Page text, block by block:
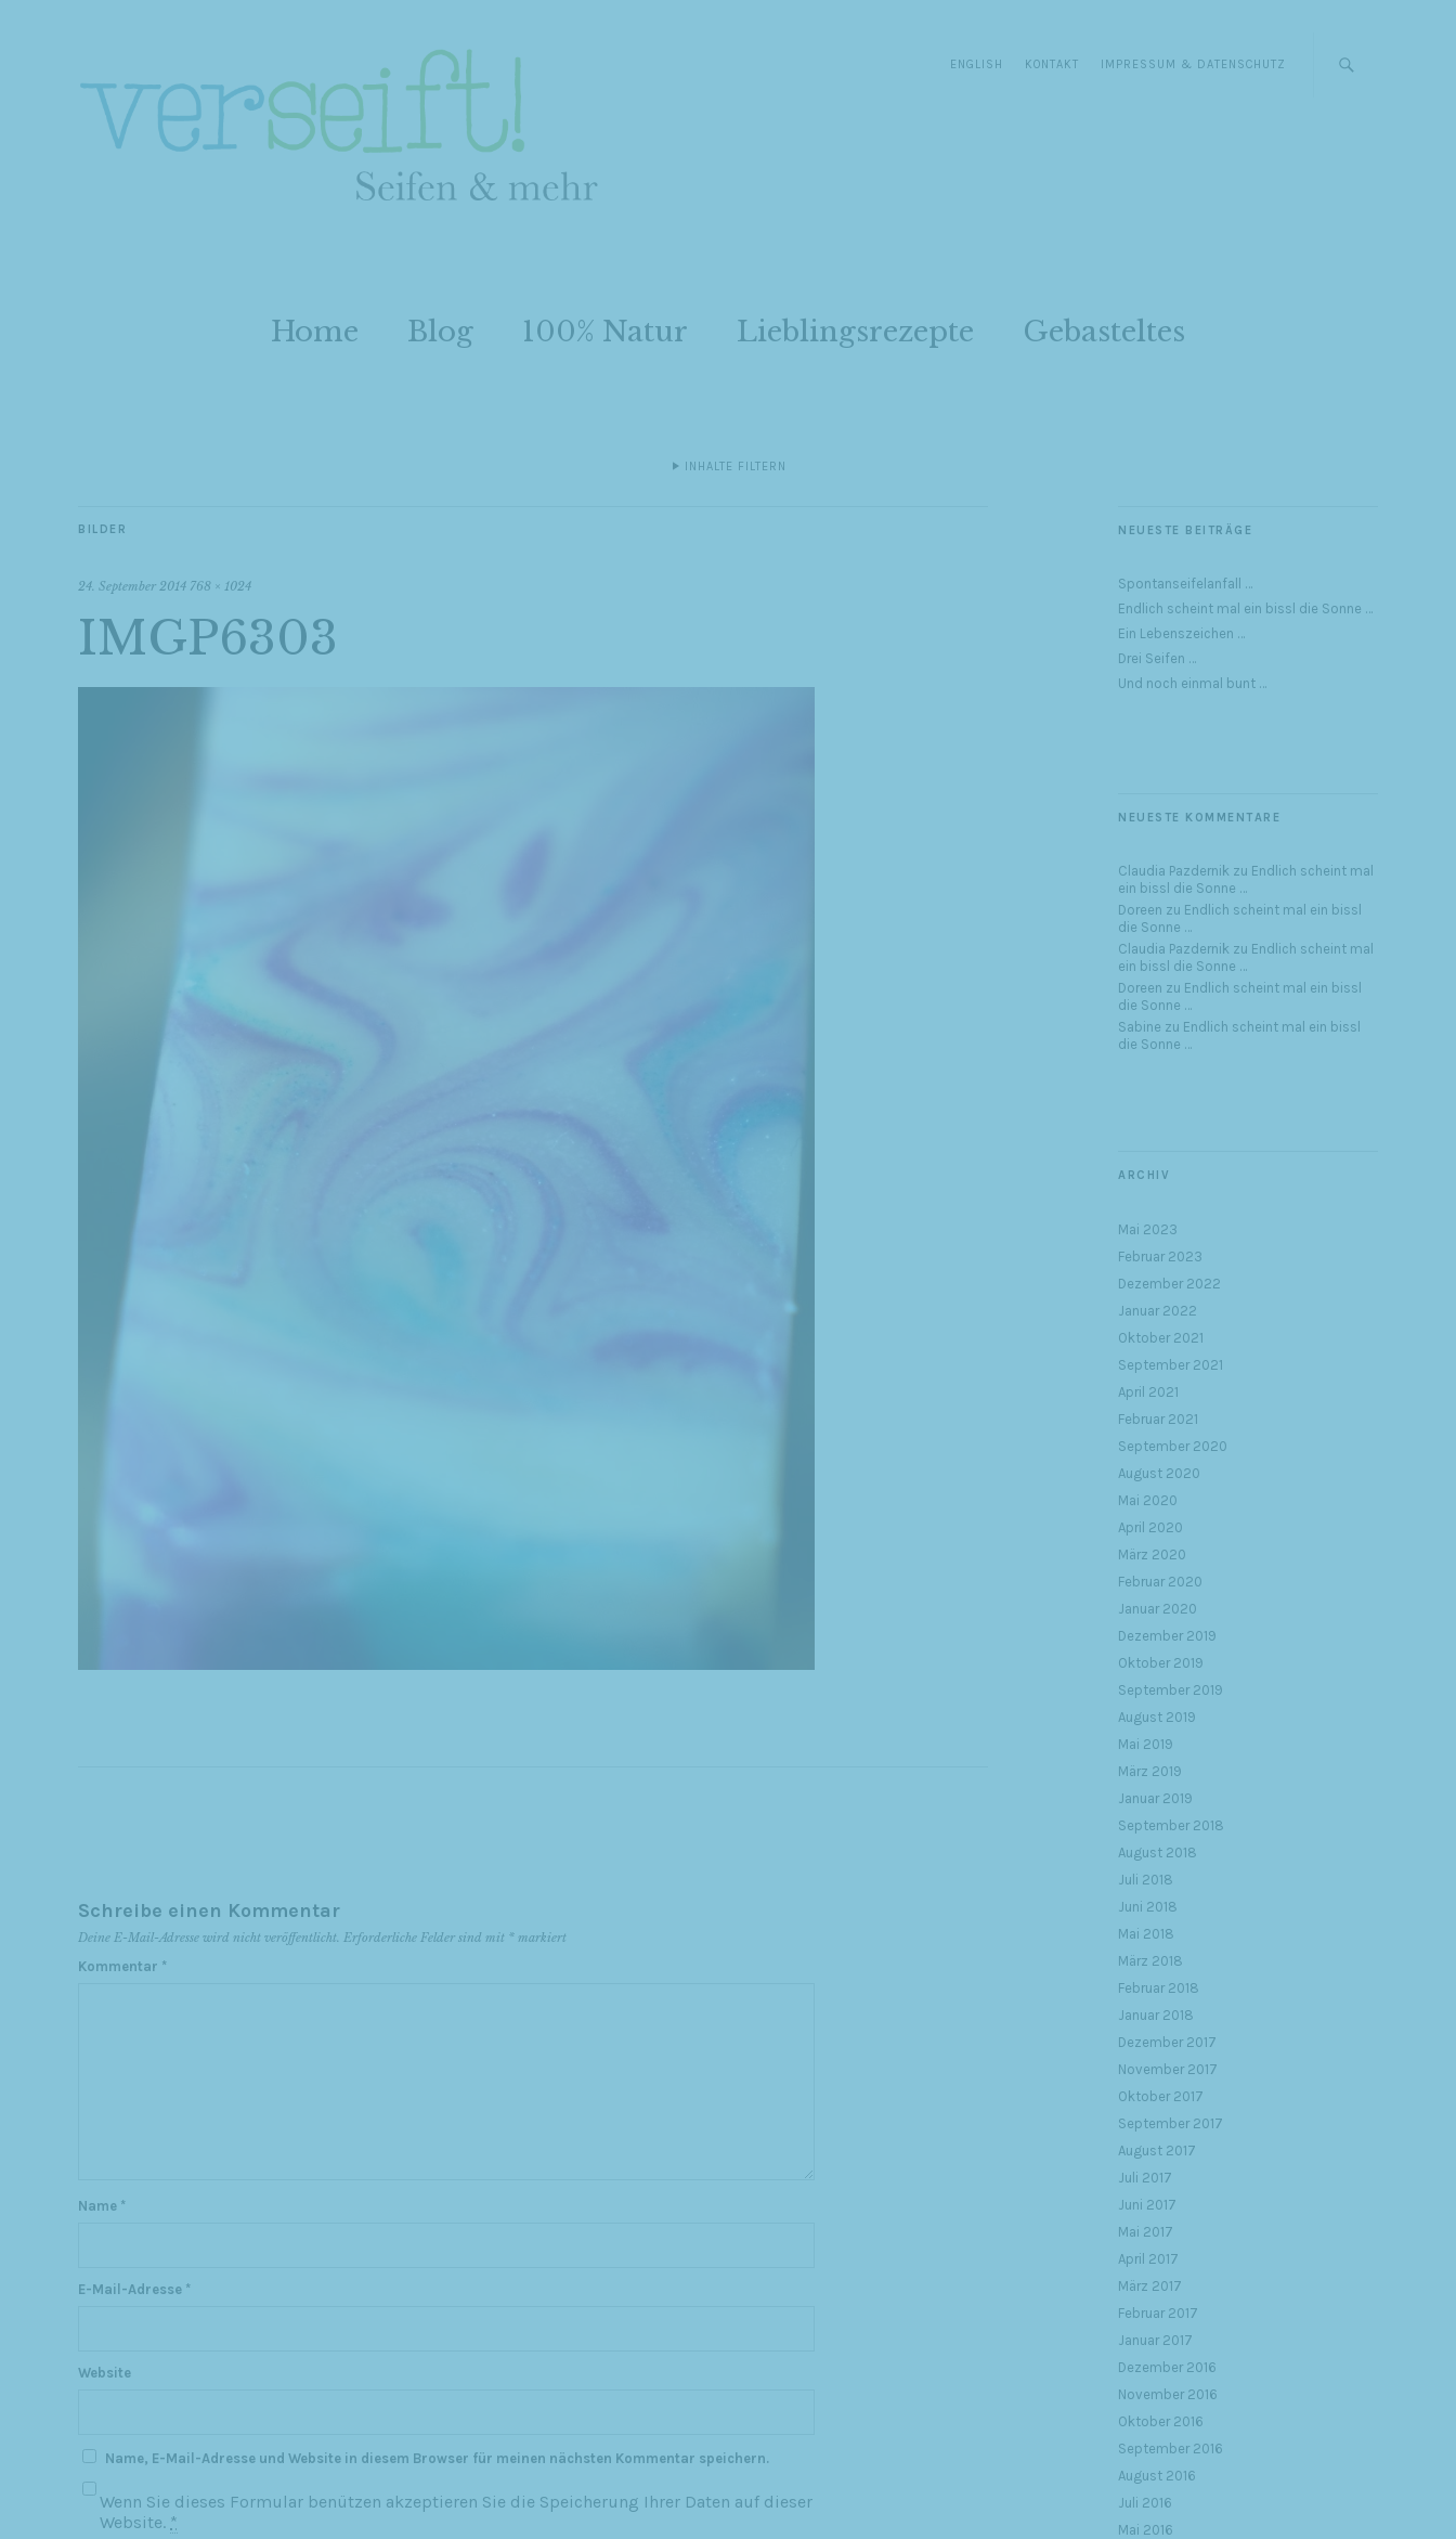
ENGLISH KONTAKT IMPRESSUM & DATENSCHUTZ
Home Blog 100% Natur Lieblingsrezepte Gebasteltes
INHALTE FILTERN
BILDER
24. September 2014 768 × 1024
IMGP6303
Schreibe einen Kommentar
Deine E-Mail-Adresse wird nicht veröffentlicht. Erforderliche Felder sind mit * markiert
Kommentar *
Name *
E-Mail-Adresse *
Website
Name, E-Mail-Adresse und Website in diesem Browser für meinen nächsten Kommentar speichern.
Wenn Sie dieses Formular benützen akzeptieren Sie die Speicherung Ihrer Daten auf dieser
Website. *
NEUESTE BEITRÄGE
Spontanseifelanfall …
Endlich scheint mal ein bissl die Sonne …
Ein Lebenszeichen …
Drei Seifen …
Und noch einmal bunt …
NEUESTE KOMMENTARE
Claudia Pazdernik zu Endlich scheint mal
ein bissl die Sonne …
Doreen zu Endlich scheint mal ein bissl
die Sonne …
Claudia Pazdernik zu Endlich scheint mal
ein bissl die Sonne …
Doreen zu Endlich scheint mal ein bissl
die Sonne …
Sabine zu Endlich scheint mal ein bissl
die Sonne …
ARCHIV
Mai 2023
Februar 2023
Dezember 2022
Januar 2022
Oktober 2021
September 2021
April 2021
Februar 2021
September 2020
August 2020
Mai 2020
April 2020
März 2020
Februar 2020
Januar 2020
Dezember 2019
Oktober 2019
September 2019
August 2019
Mai 2019
März 2019
Januar 2019
September 2018
August 2018
Juli 2018
Juni 2018
Mai 2018
März 2018
Februar 2018
Januar 2018
Dezember 2017
November 2017
Oktober 2017
September 2017
August 2017
Juli 2017
Juni 2017
Mai 2017
April 2017
März 2017
Februar 2017
Januar 2017
Dezember 2016
November 2016
Oktober 2016
September 2016
August 2016
Juli 2016
Mai 2016